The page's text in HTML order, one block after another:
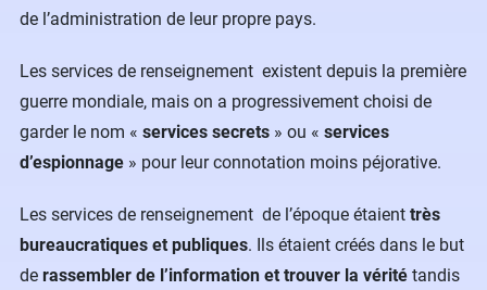
de l’administration de leur propre pays.
Les services de renseignement existent depuis la première
guerre mondiale, mais on a progressivement choisi de
garder le nom « services secrets » ou « services
d’espionnage » pour leur connotation moins péjorative.
Les services de renseignement de l’époque étaient très
bureaucratiques et publiques. Ils étaient créés dans le but
de rassembler de l’information et trouver la vérité tandis